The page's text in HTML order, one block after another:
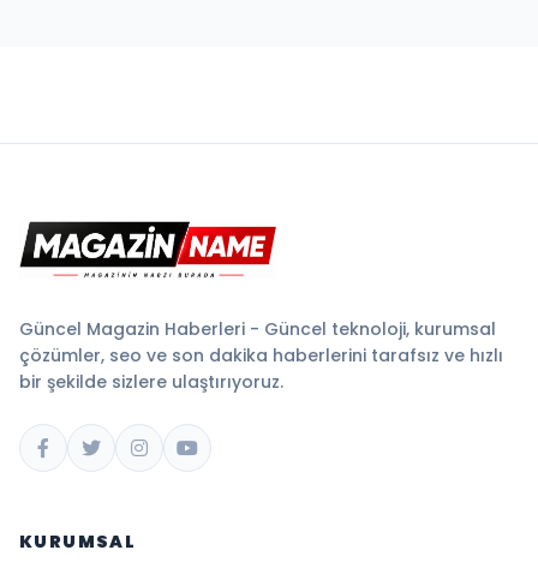
Güncel Magazin Haberleri - Güncel teknoloji, kurumsal
çözümler, seo ve son dakika haberlerini tarafsız ve hızlı
bir şekilde sizlere ulaştırıyoruz.
KURUMSAL